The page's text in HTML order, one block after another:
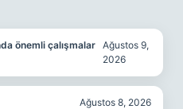
önemli çalışmalar
Ağustos 9,
2026
Ağustos 8, 2026